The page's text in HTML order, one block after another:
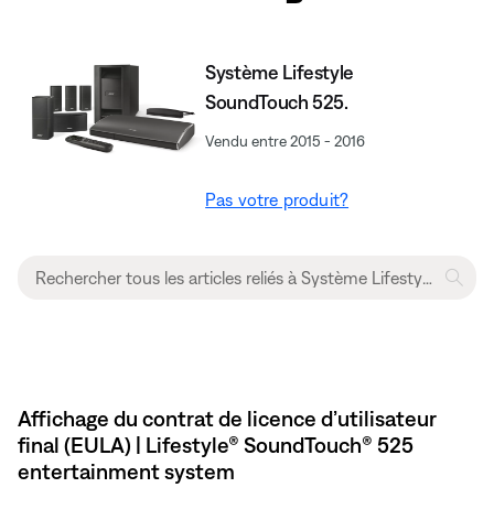
Système Lifestyle
SoundTouch 525.
Vendu entre 2015 - 2016
Pas votre produit?
Affichage du contrat de licence d’utilisateur
final (EULA) | Lifestyle® SoundTouch® 525
entertainment system